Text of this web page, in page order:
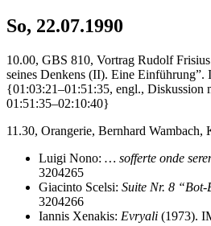
So, 22.07.1990
10.00, GBS 810, Vortrag Rudolf
seines Denkens (II). Eine
{01:03:21–01:51:35, engl., Diskussion
01:51:35–02:10:40}
11.30, Orangerie, Bernhard Wambach,
Luigi Nono: … sofferte onde
3204265
Giacinto Scelsi: Suite Nr. 8 “Bot-
3204266
Iannis Xenakis: Evryali (1973).